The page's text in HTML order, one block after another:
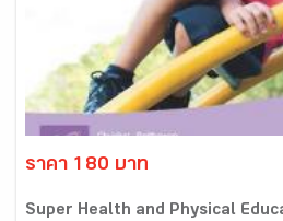
ราคา 180 บาท
Super Health and Physical